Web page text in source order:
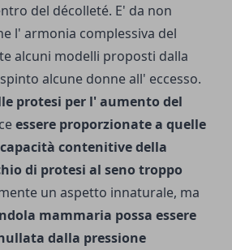
del décolleté. E' da non
l' armonia complessiva del
alcuni modelli proposti dalla
alcune donne all' eccesso.
protesi per l' aumento del
essere proporzionate a quelle
contenitive della
di protesi al seno troppo
un aspetto innaturale, ma
mammaria possa essere
dalla pressione